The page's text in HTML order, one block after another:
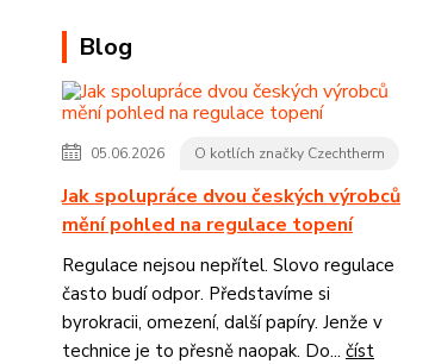
Blog
05.06.2026 O kotlích značky Czechtherm
Jak spolupráce dvou českých výrobců
mění pohled na regulace topení
Regulace nejsou nepřítel. Slovo regulace
často budí odpor. Představíme si
byrokracii, omezení, další papíry. Jenže v
technice je to přesně naopak. Do... číst